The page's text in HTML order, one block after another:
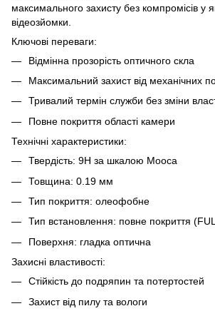
максимального захисту без компромісів у
відеозйомки.
Ключові переваги:
Відмінна прозорість оптичного скла
Максимальний захист від механічних
Тривалий термін служби без зміни
Повне покриття області камери
Технічні характеристики:
Твердість: 9H за шкалою Мооса
Товщина: 0.19 мм
Тип покриття: олеофобне
Тип встановлення: повне покриття
Поверхня: гладка оптична
Захисні властивості:
Стійкість до подряпин та потертостей
Захист від пилу та вологи